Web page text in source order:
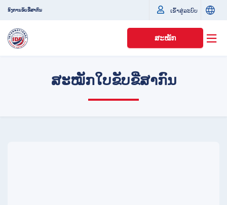
ອົງການຂັບຂີ່ສາກົນ ເຂົ້າສູ່ລະບົບ
ສະໝັກ
ສະໝັກໃບຂັບຂີ່ສາກົນ